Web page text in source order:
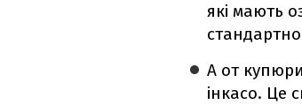
які мають
А от
інкасо. Це